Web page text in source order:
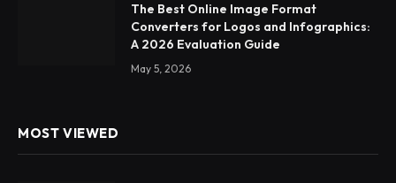
The Best Online Image Format
Converters for Logos and Infographics:
A 2026 Evaluation Guide
May 5, 2026
MOST VIEWED